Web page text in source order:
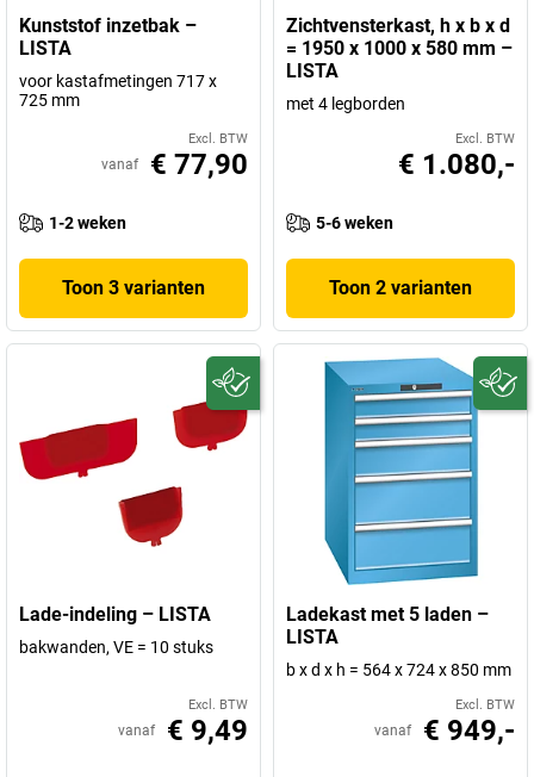
Kunststof inzetbak –
LISTA
voor kastafmetingen 717 x
725 mm
Excl. BTW
vanaf € 77,90
1-2 weken
Toon 3 varianten
Zichtvensterkast, h x b x d
= 1950 x 1000 x 580 mm –
LISTA
met 4 legborden
Excl. BTW
€ 1.080,-
5-6 weken
Toon 2 varianten
Lade-indeling – LISTA
bakwanden, VE = 10 stuks
Excl. BTW
vanaf € 9,49
Ladekast met 5 laden –
LISTA
b x d x h = 564 x 724 x 850 mm
Excl. BTW
vanaf € 949,-